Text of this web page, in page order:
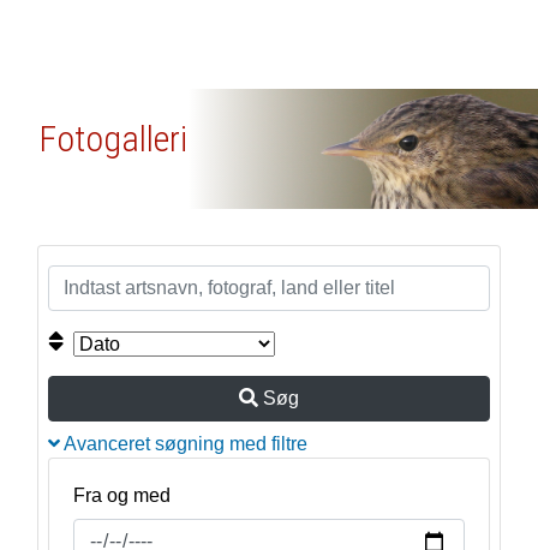
Fotogalleri
Søg
Avanceret søgning med filtre
Fra og med